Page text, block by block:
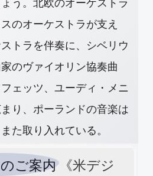
のオーケストラが支え
トラを伴奏に、シベリウ
のヴァイオリン協奏曲
ェッツ、ユーディ・メニ
り、ポーランドの音楽は
た取り入れている。
ご案内《米デジ